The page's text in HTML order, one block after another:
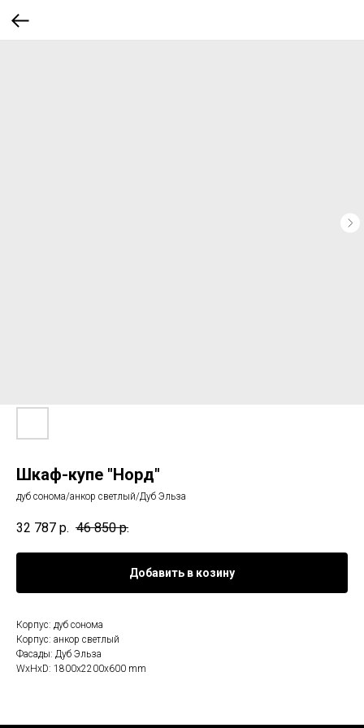
Шкаф-купе "Норд"
дуб сонома/анкор светлый/Дуб Эльза
32 787 р. 46 850 р.
Добавить в козину
Корпус: дуб сонома
Корпус: анкор светлый
Фасады: Дуб Эльза
WxHxD: 1800x2200x600 mm